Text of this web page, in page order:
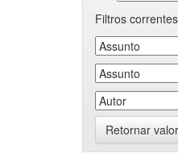
Filtros
Retornar